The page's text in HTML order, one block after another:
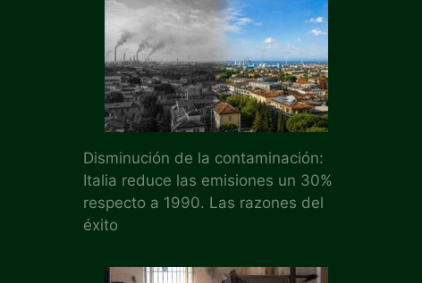
Disminución de la contaminación:
Italia reduce las emisiones un 30%
respecto a 1990. Las razones del
éxito